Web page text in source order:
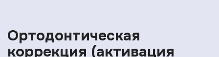
Ортодонтическая
коррекция (активация